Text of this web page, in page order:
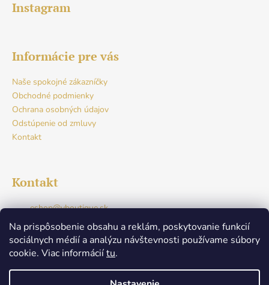
Na prispôsobenie obsahu a reklám, poskytovanie funkcií
sociálnych médií a analýzu návštevnosti používame súbory
cookie. Viac informáciítu.
Instagram
Informácie pre vás
Naše spokojné zákazníčky
Obchodné podmienky
Ochrana osobných údajov
Odstúpenie od zmluvy
Kontakt
Kontakt
eshop@vboutique.sk
+421917765941
Facebook
v.boutique.dunajskastreda